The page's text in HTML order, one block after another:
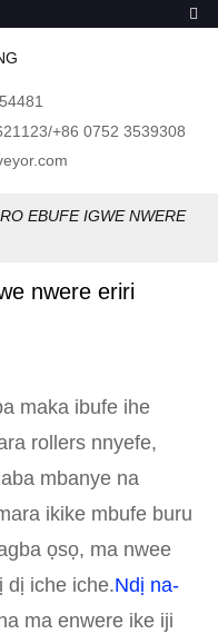
+86 0752 3539308
EBUFE IGWE NWERE
nwere eriri
maka ibufe ihe
rollers nnyefe,
mbanye na
ikike mbufe buru
ọsọ, ma nwee
dị iche iche.Ndị na-
ma enwere ike iji